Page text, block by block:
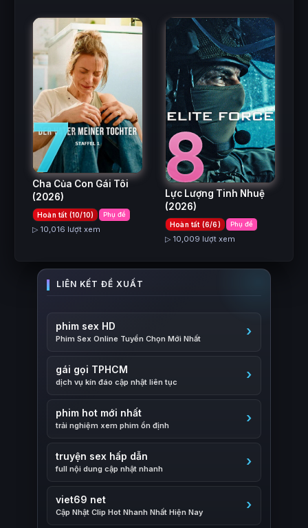
7
Cha Của Con Gái Tôi
(2026)
Hoàn tất (10/10) Phụ đề
▷ 10,016 lượt xem
8
Lực Lượng Tinh Nhuệ
(2026)
Hoàn tất (6/6) Phụ đề
▷ 10,009 lượt xem
phim sex HD
Phim Sex Online Tuyển Chọn Mới Nhất
gái gọi TPHCM
dịch vụ kín đáo cập nhật liên tục
phim hot mới nhất
trải nghiệm xem phim ổn định
truyện sex hấp dẫn
full nội dung cập nhật nhanh
viet69 net
Cập Nhật Clip Hot Nhanh Nhất Hiện Nay